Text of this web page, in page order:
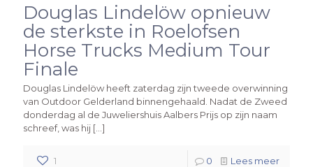
Douglas Lindelöw opnieuw
de sterkste in Roelofsen
Horse Trucks Medium Tour
Finale
Douglas Lindelöw heeft zaterdag zijn tweede overwinning
van Outdoor Gelderland binnengehaald. Nadat de Zweed
donderdag al de Juweliershuis Aalbers Prijs op zijn naam
schreef, was hij […]
1 0 Lees meer